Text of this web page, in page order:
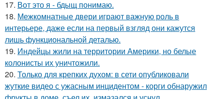
17. Вот это я - бдыщ понимаю.
18. Межкомнатные двери играют важную роль в
интерьере, даже если на первый взгляд они кажутся
лишь функциональной деталью.
19. Индейцы жили на территории Америки, но белые
колонисты их уничтожили.
20. Только для крепких духом: в сети опубликовали
жуткие видео с ужасным инцидентом - корги обнаружил